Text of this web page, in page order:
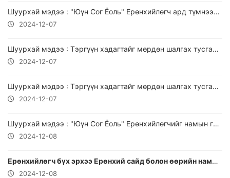
Шуурхай мэдээ : "Юүн Сог Ёоль" Ерөнхийлөгч ард түмнээсээ уучлал хүслээ
2024-12-07
Шуурхай мэдээ : Тэргүүн хадагтайг мөрдөн шалгах тусгай хууль, "Юүн" Ерөнхийлөгчийг огцруулах тогтоолын төслийг хамтад нь хэлэлцэж байна
2024-12-07
Шуурхай мэдээ : Тэргүүн хадагтайг мөрдөн шалгах тусгай хуулийн төсөл унав!
2024-12-07
Шуурхай мэдээ : "Юүн Сог Ёоль" Ерөнхийлөгчийг намын гишүүд нь авч үлдэв...
2024-12-08
Ерөнхийлөгч бүх эрхээ Ерөнхий сайд болон өөрийн намдаа шилжүүлнэ...
2024-12-08